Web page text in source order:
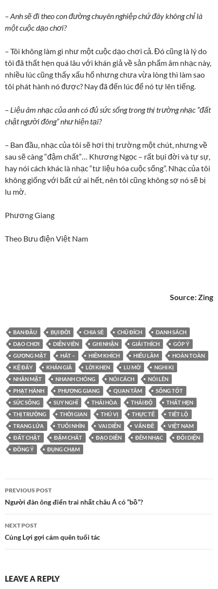
–Anh sẽ đi theo con đường chuyên nghiệp chứ đây không chỉ là
một cuộc dạo chơi?
–Tôi không làm gì như một cuộc dạo chơi cả. Đó cũng là lý do
tôi đã thất hẹn quá lâu với khán giả về sản phẩm âm nhạc này,
nhiều lúc cũng thấy xấu hổ nhưng chưa vừa lòng thì làm sao
tôi phát hành nó được? Nay đã đến lúc để nó tự lên tiếng.
– Liệu âm nhạc của anh có đủ sức sống trong thị trường nhạc “đất
chật người đông” như hiện tại?
– Ban đầu, nhạc của tôi sẽ hơi thị trường một chút, nhưng về
sau sẽ càng “đậm chất”… Khương Ngọc – rất bụi đời và tự sự,
hay nói cách khác là nhạc “tư liệu hóa cuộc sống”. Nhạc của tôi
không giống với bất cứ ai hết, nên tôi cũng không sợ nó sẽ bị
lu mờ.
Phương Giang
Theo Bưu điện Việt Nam
Source:Zing
BAN ĐẦU BỤI ĐỜI CHIA SẺ CHỦ ĐÍCH
DANH SÁCH
DẠO CHƠI
DIỄN VIÊN GHI NHẬN GIẢI THÍCH
GÓP Ý
GƯƠNG MẶT
HÁT – HIỀM KHÍCH HIỂU LẦM
HOÀN TOÀN
KỆ ĐẤY
KHÁN GIẢ LỜI KHEN LU MỜ
NGHI KỊ
NHẴN MẶT
NHANH CHÓNG NÓI CÁCH
NÓI LÊN
PHẠT HÀNH
PHƯƠNG GIANG QUAN TÂM
SỐNG TỐT
SỨC SỐNG
SUY NGHĨ THÁI HÒA THÁI ĐỘ
THẤT HẸN
THỊ TRƯỜNG
THỜI GIAN THÚ VỊ THỰC TẾ
TIẾT LỘ
TRANG LỨA
TUỔI NHÌN VAI DIỄN VẤN ĐỀ
VIỆT NAM
ÐẤT CHẬT
ĐẬM CHẤT ĐẠO DIỄN ĐÊM NHẠC
ĐỐI DIỆN
ĐỒNG Ý
ĐỤNG CHẠM
Post
navigation
PREVIOUS POST
Người đàn ông điển trai nhất châu Á có “bồ”?
NEXT POST
Củng Lợi gợi cảm quên tuổi tác
LEAVE A REPLY